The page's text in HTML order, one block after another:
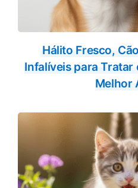
Hálito Fresco,
Infalíveis para Tratar
Melhor